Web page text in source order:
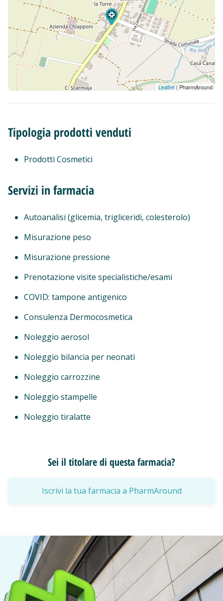
Leaflet| PharmAround
Tipologia prodotti venduti
Prodotti Cosmetici
Servizi in farmacia
Autoanalisi (glicemia, trigliceridi, colesterolo)
Misurazione peso
Misurazione pressione
Prenotazione visite specialistiche/esami
COVID: tampone antigenico
Consulenza Dermocosmetica
Noleggio aerosol
Noleggio bilancia per neonati
Noleggio carrozzine
Noleggio stampelle
Noleggio tiralatte
Sei il titolare di questa farmacia?
Iscrivi la tua farmacia a PharmAround